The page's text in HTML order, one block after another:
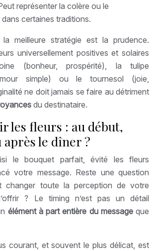
représenter la colère ou le
certaines traditions.
meilleure stratégie est la prudence.
universellement positives et solaires
(bonheur, prospérité), la tulipe
simple) ou le tournesol (joie,
ne doit jamais se faire au détriment
du destinataire.
les fleurs : au début,
le dîner ?
le bouquet parfait, évité les fleurs
votre message. Reste une question
changer toute la perception de votre
? Le timing n’est pas un détail
élément à part entière du messageque
courant, et souvent le plus délicat, est